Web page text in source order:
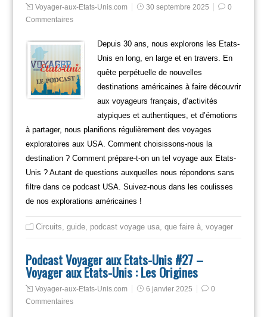
Voyager-aux-Etats-Unis.com 30 septembre 2025
0
Commentaires
Depuis 30 ans, nous explorons les Etats-
Unis en long, en large et en travers. En
quête perpétuelle de nouvelles
destinations américaines à faire découvrir
aux voyageurs français, d’activités
atypiques et authentiques, et d’émotions
à partager, nous planifions régulièrement des voyages
exploratoires aux USA. Comment choisissons-nous la
destination ? Comment prépare-t-on un tel voyage aux Etats-
Unis ? Autant de questions auxquelles nous répondons sans
filtre dans ce podcast USA. Suivez-nous dans les coulisses
de nos explorations américaines !
Circuits guide, podcast voyage usa, que faire à, voyager
Podcast Voyager aux Etats-Unis #27 –
Voyager aux Etats-Unis : Les Origines
Voyager-aux-Etats-Unis.com 6 janvier 2025
0
Commentaires